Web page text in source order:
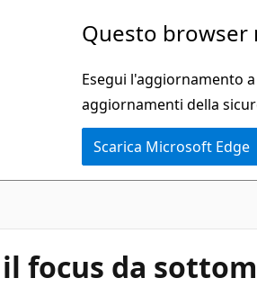
Questo
Esegui l'aggiornamento
aggiornamenti della
Scarica Microsoft Edge
focus da